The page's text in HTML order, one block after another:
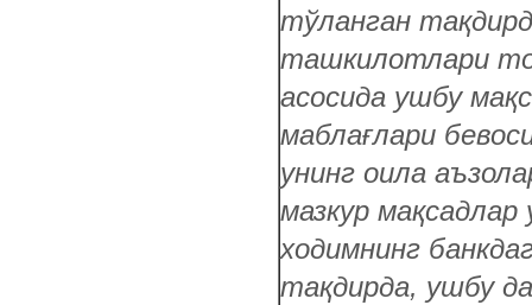
тўланган
ташкилотлари
асосида ушбу
маблағлари
унинг оила
мазкур
ходимнинг
тақдирда, ушбу